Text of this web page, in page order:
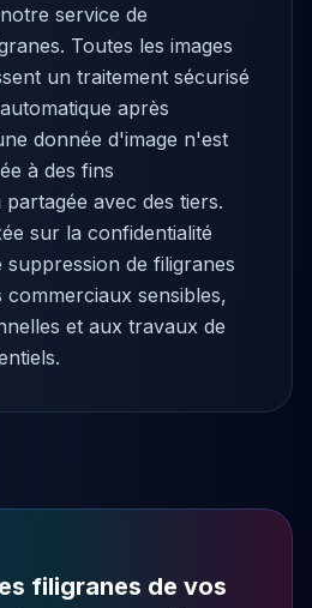
service de
Toutes les images
un traitement sécurisé
après
donnée d'image n'est
à des fins
avec des tiers.
sur la confidentialité
de filigranes
sensibles,
et aux travaux de
filigranes de vos